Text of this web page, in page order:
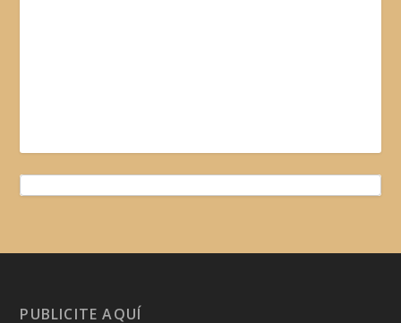
PUBLICITE AQUÍ